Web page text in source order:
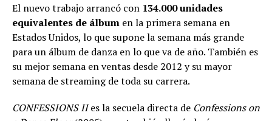
El nuevo trabajo arrancó con 134.000 unidades
equivalentes de álbum en la primera semana en
Estados Unidos, lo que supone la semana más grande
para un álbum de danza en lo que va de año. También es
su mejor semana en ventas desde 2012 y su mayor
semana de streaming de toda su carrera.
CONFESSIONS IIes la secuela directa de Confessions on